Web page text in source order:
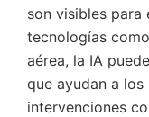
son visibles para
tecnologías
aérea, la IA
que ayudan a
intervenciones